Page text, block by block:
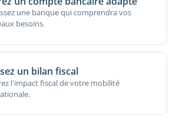
une banque qui comprendra vos
besoins.
un bilan fiscal
l'impact fiscal de votre mobilité